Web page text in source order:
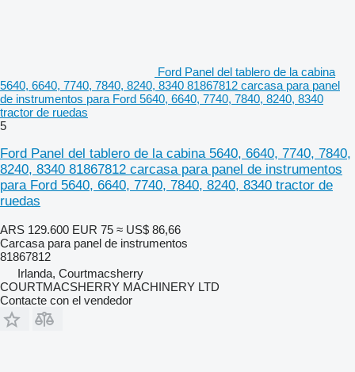
Ford Panel del tablero de la cabina
5640, 6640, 7740, 7840, 8240, 8340 81867812 carcasa para panel
de instrumentos para Ford 5640, 6640, 7740, 7840, 8240, 8340
tractor de ruedas
5
Ford Panel del tablero de la cabina 5640, 6640, 7740, 7840,
8240, 8340 81867812 carcasa para panel de instrumentos
para Ford 5640, 6640, 7740, 7840, 8240, 8340 tractor de
ruedas
ARS 129.600 EUR 75 ≈ US$ 86,66
Carcasa para panel de instrumentos
81867812
Irlanda, Courtmacsherry
COURTMACSHERRY MACHINERY LTD
Contacte con el vendedor